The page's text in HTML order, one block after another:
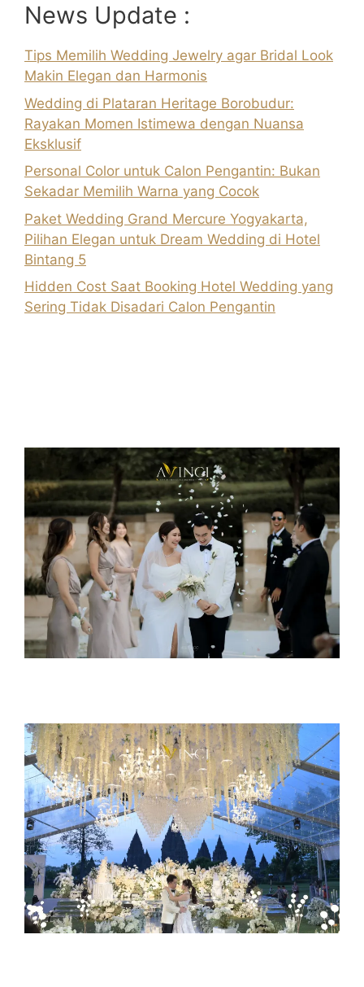
News Update :
Tips Memilih Wedding Jewelry agar Bridal Look
Makin Elegan dan Harmonis
Wedding di Plataran Heritage Borobudur:
Rayakan Momen Istimewa dengan Nuansa
Eksklusif
Personal Color untuk Calon Pengantin: Bukan
Sekadar Memilih Warna yang Cocok
Paket Wedding Grand Mercure Yogyakarta,
Pilihan Elegan untuk Dream Wedding di Hotel
Bintang 5
Hidden Cost Saat Booking Hotel Wedding yang
Sering Tidak Disadari Calon Pengantin